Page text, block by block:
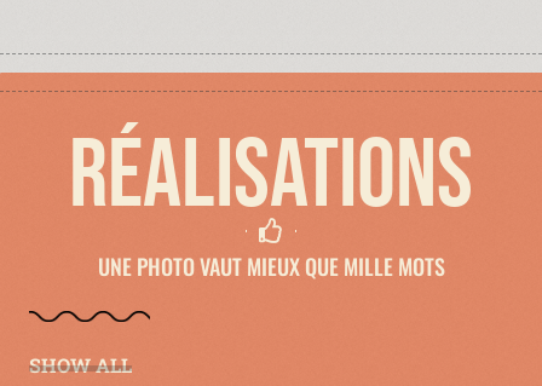
RÉALISATIONS
UNE PHOTO VAUT MIEUX QUE MILLE MOTS
SHOW ALL